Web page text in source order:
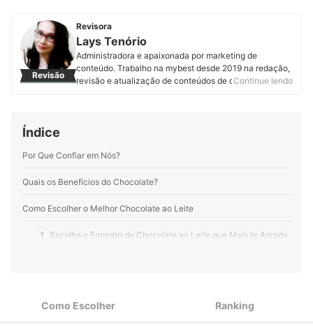
Revisão
Revisora
Lays Tenório
Administradora e apaixonada por marketing de
conteúdo. Trabalho na mybest desde 2019 na redação,
revisão e atualização de conteúdos de diversasContinue lendo
Índice
Por Que Confiar em Nós?
Quais os Benefícios do Chocolate?
Como Escolher o Melhor Chocolate ao Leite
1 Escolha o Formato do Chocolate ao Leite que Mais te Agrada
3 Alguma Alergia
Como Escolher Ranking